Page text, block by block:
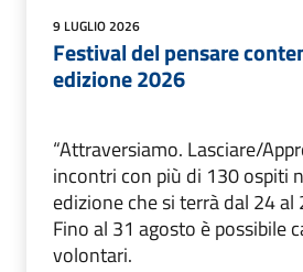
9 LUGLIO 2026
Festival del pensare
edizione 2026
“Attraversiamo. Lasciare/
incontri con più di 130 ospiti
edizione che si terrà dal 24 al
Fino al 31 agosto è possibile
volontari.